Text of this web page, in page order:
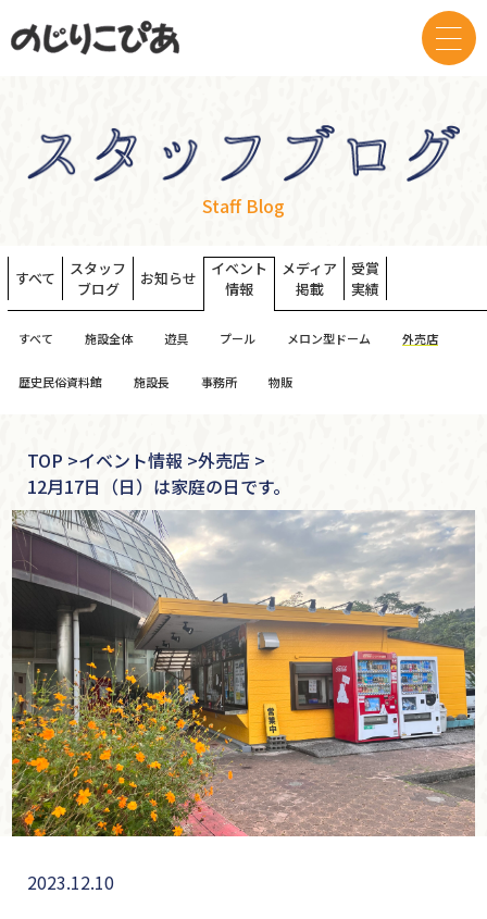
Staff Blog
すべて
スタッフ
ブログ
お知らせ
イベント
情報
メディア
掲載
受賞
実績
すべて 施設全体 遊具 プール メロン型ドーム 外売店
歴史民俗資料館 施設長 事務所 物販
TOP >イベント情報 >外売店 >
12月17日（日）は家庭の日です。
2023.12.10